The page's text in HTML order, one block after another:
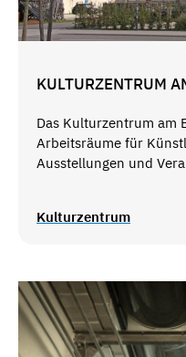
KULTURZENTRUM
Das Kulturzentrum am
Arbeitsräume für
Ausstellungen und
Kulturzentrum